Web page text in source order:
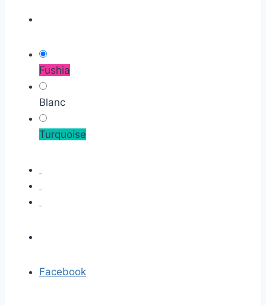
Fushia
Blanc
Turquoise
Facebook